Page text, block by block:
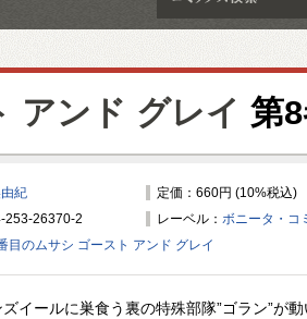
アンド グレイ 第
紀
定価：660円 (10%税込)
253-26370-2
レーベル： ボニータ・コ
目のムサシ ゴースト アンド グレイ
イールに巣食う裏の特殊部隊”ゴラン”が